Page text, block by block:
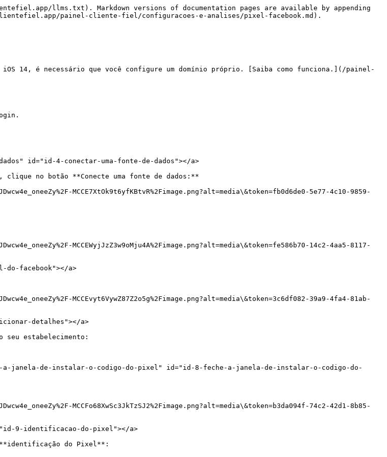
llms.txt). Markdown versions of documentation pages are available by appending
painel-cliente-fiel/configuracoes-e-analises/pixel-facebook.md).
14, é necessário que você configure um domínio próprio. [Saiba como funciona.](/painel-
id="id-4-conectar-uma-fonte-de-dados"></a>
clique no botão **Conecte uma fonte de dados:**
MCCE7XtOk9t6yfKBtvR%2Fimage.png?alt=media\&token=fb0d6de0-5e77-4c10-9859-
MCCEWyjJzZ3w9oMju4A%2Fimage.png?alt=media\&token=fe586b70-14c2-4aa5-8117-
facebook"></a>
MCCEvyt6VywZ87Z2o5g%2Fimage.png?alt=media\&token=3c6df082-39a9-4fa4-81ab-
detalhes"></a>
seu estabelecimento:
janela-de-instalar-o-codigo-do-pixel" id="id-8-feche-a-janela-de-instalar-o-codigo-do-
MCCFo68XwSc3JkTzSJ2%2Fimage.png?alt=media\&token=b3da094f-74c2-42d1-8b85-
9-identificacao-do-pixel"></a>
**identificação do Pixel**: